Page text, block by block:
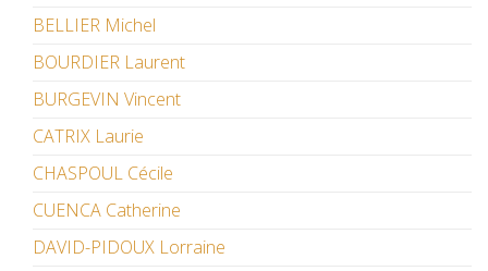
BELLIER Michel
BOURDIER Laurent
BURGEVIN Vincent
CATRIX Laurie
CHASPOUL Cécile
CUENCA Catherine
DAVID-PIDOUX Lorraine